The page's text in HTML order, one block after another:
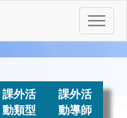
打
開
課外活
動類型
課外活
動導師